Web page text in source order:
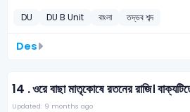
DU DU B Unit বাংলা তদ্ভব শব্দ
Des
14 .ওরে বাছা মাতৃকোষে রতনের রাজি।
Updated: 9 months ago